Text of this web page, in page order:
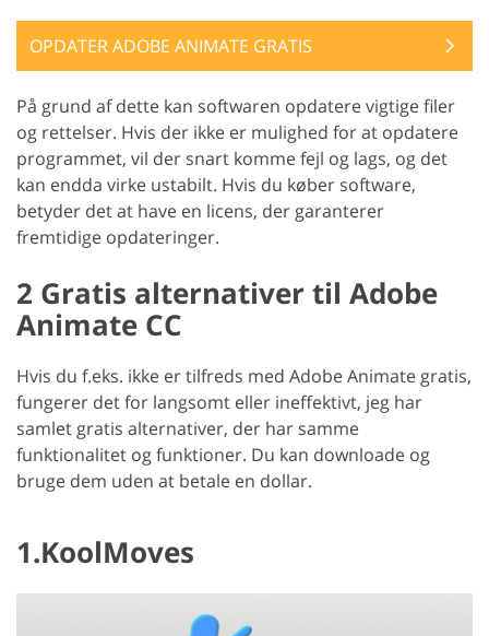
OPDATER ADOBE ANIMATE GRATIS
På grund af dette kan softwaren opdatere vigtige filer
og rettelser. Hvis der ikke er mulighed for at opdatere
programmet, vil der snart komme fejl og lags, og det
kan endda virke ustabilt. Hvis du køber software,
betyder det at have en licens, der garanterer
fremtidige opdateringer.
2 Gratis alternativer til Adobe
Animate CC
Hvis du f.eks. ikke er tilfreds med Adobe Animate gratis,
fungerer det for langsomt eller ineffektivt, jeg har
samlet gratis alternativer, der har samme
funktionalitet og funktioner. Du kan downloade og
bruge dem uden at betale en dollar.
1.KoolMoves